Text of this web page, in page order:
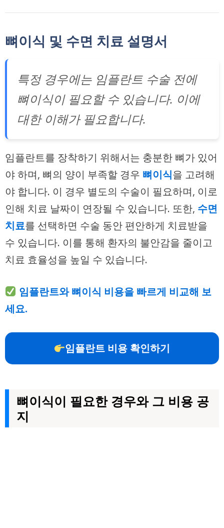
뼈이식 및 수면 치료 설명서
특정 경우에는 임플란트 수술 전에
뼈이식이 필요할 수 있습니다. 이에
대한 이해가 필요합니다.
임플란트를 장착하기 위해서는 충분한 뼈가 있어
야 하며, 뼈의 양이 부족할 경우 뼈이식을 고려해
야 합니다. 이 경우 별도의 수술이 필요하며, 이로
인해 치료 날짜이 연장될 수 있습니다. 또한, 수면
치료를 선택하면 수술 동안 편안하게 치료받을
수 있습니다. 이를 통해 환자의 불안감을 줄이고
치료 효율성을 높일 수 있습니다.
임플란트와 뼈이식 비용을 빠르게 비교해 보
세요.
임플란트 비용 확인하기
뼈이식이 필요한 경우와 그 비용 공
지